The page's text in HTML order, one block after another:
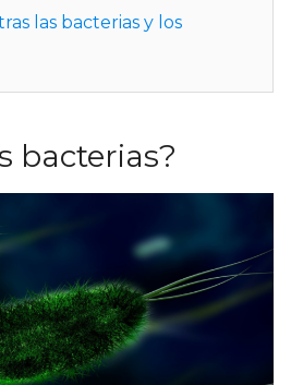
las bacterias y los
bacterias?